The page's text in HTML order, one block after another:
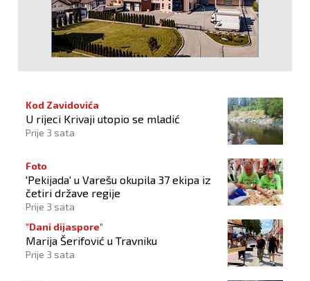
Kod Zavidovića
U rijeci Krivaji utopio se mladić
Prije 3 sata
Foto
'Pekijada' u Varešu okupila 37 ekipa iz
četiri države regije
Prije 3 sata
"Dani dijaspore"
Marija Šerifović u Travniku
Prije 3 sata